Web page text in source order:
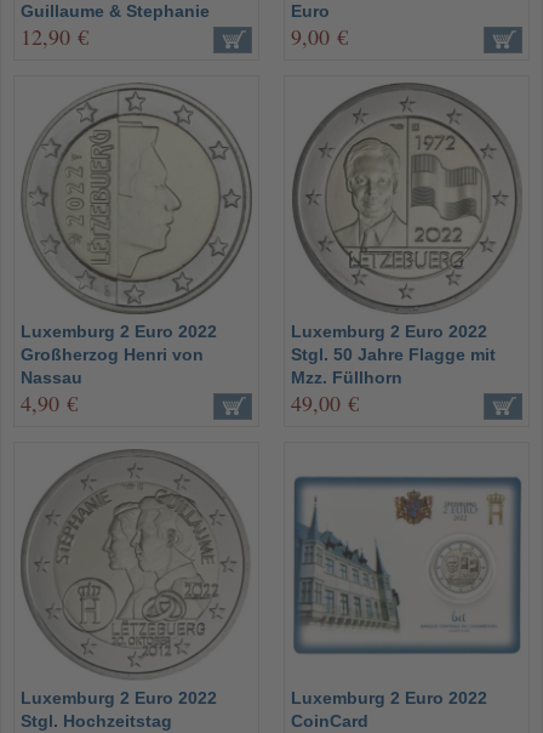
Guillaume & Stephanie
12,90 €
Euro
9,00 €
Luxemburg 2 Euro 2022
Großherzog Henri von
Nassau
4,90 €
Luxemburg 2 Euro 2022
Stgl. 50 Jahre Flagge mit
Mzz. Füllhorn
49,00 €
Luxemburg 2 Euro 2022
Stgl. Hochzeitstag
Luxemburg 2 Euro 2022
CoinCard